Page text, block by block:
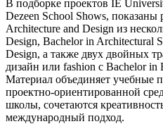
В подборке проектов IE
Dezeen School Shows, показаны
Architecture and Design из
Design, Bachelor in Architectural
Design, а также двух двойных
дизайн или fashion с Bachelor in
Материал объединяет учебные
проектно-ориентированной
школы, сочетаются
международный подход.